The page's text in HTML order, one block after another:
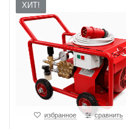
ХИТ!
избранное сравнить